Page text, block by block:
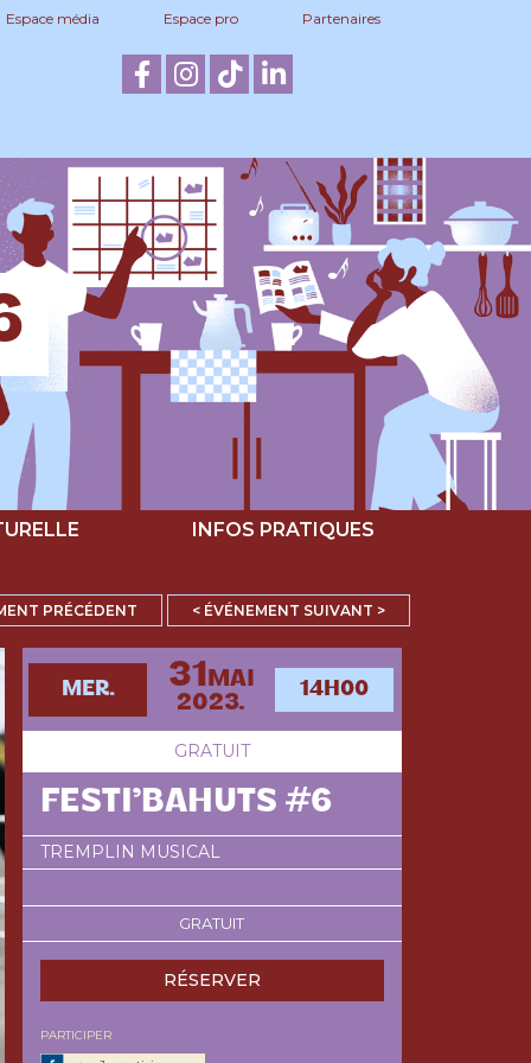
Espace média Espace pro Partenaires
INFOS PRATIQUES
PRÉCÉDENT < ÉVÉNEMENT SUIVANT >
MER. 31MAI
2023.
14H00
GRATUIT
FESTI’BAHUTS #6
TREMPLIN MUSICAL
GRATUIT
RÉSERVER
PARTICIPER